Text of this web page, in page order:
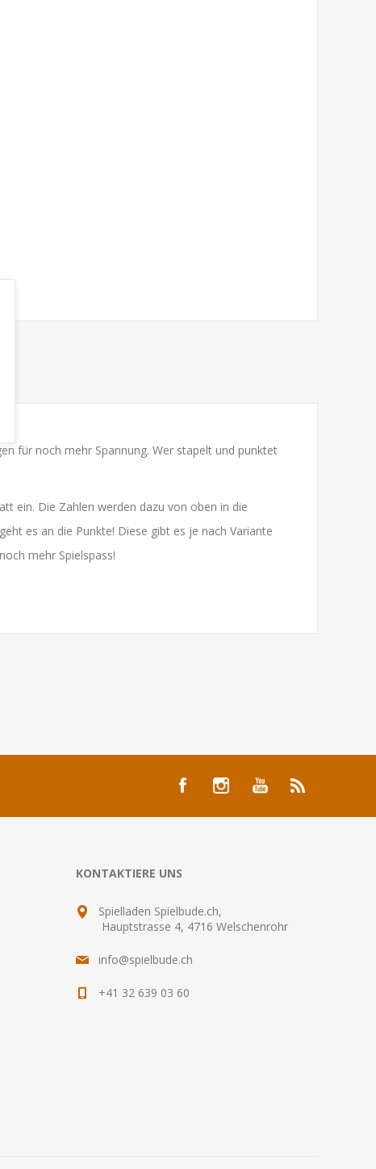
für noch mehr Spannung. Wer stapelt und punktet
ein. Die Zahlen werden dazu von oben in die
es an die Punkte! Diese gibt es je nach Variante
mehr Spielspass!
KONTAKTIERE UNS
Spielladen Spielbude.ch,
Hauptstrasse 4, 4716 Welschenrohr
info@spielbude.ch
+41 32 639 03 60